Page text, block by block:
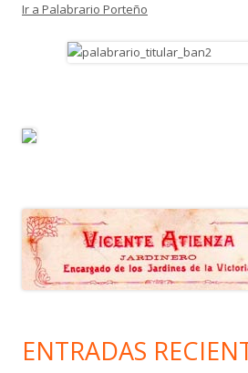
Ir a Palabrario Porteño
ENTRADAS